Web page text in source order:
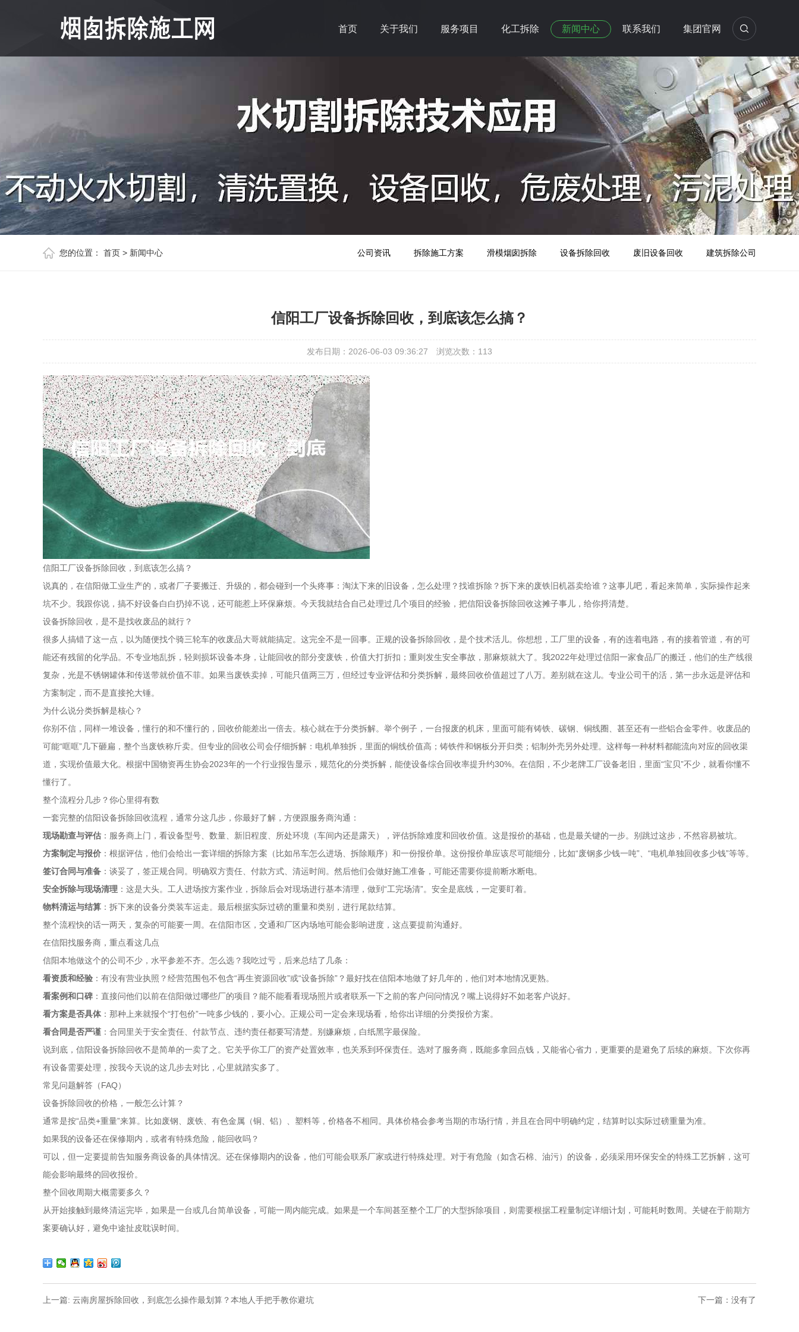
首页 关于我们 服务项目 化工拆除 新闻中心 联系我们 集团官网
您的位置： 首页 > 新闻中心 公司资讯 拆除施工方案 滑模烟囱拆除 设备拆除回收 废旧设备回收 建筑拆除公司
信阳工厂设备拆除回收，到底该怎么搞？
发布日期：2026-06-03 09:36:27 浏览次数： 113
信阳工厂设备拆除回收，到底该怎么搞？
说真的，在信阳做工业生产的，或者厂子要搬迁、升级的，都会碰到一个头疼事：淘汰下来的旧设备，怎么处理？找谁拆除？拆下来的废铁旧机器卖给谁？这事儿吧，看起来简单，实际操作起来
坑不少。我跟你说，搞不好设备白白扔掉不说，还可能惹上环保麻烦。今天我就结合自己处理过几个项目的经验，把信阳设备拆除回收这摊子事儿，给你捋清楚。
设备拆除回收，是不是找收废品的就行？
很多人搞错了这一点，以为随便找个骑三轮车的收废品大哥就能搞定。这完全不是一回事。正规的设备拆除回收，是个技术活儿。你想想，工厂里的设备，有的连着电路，有的接着管道，有的可
能还有残留的化学品。不专业地乱拆，轻则损坏设备本身，让能回收的部分变废铁，价值大打折扣；重则发生安全事故，那麻烦就大了。我2022年处理过信阳一家食品厂的搬迁，他们的生产线很
复杂，光是不锈钢罐体和传送带就价值不菲。如果当废铁卖掉，可能只值两三万，但经过专业评估和分类拆解，最终回收价值超过了八万。差别就在这儿。专业公司干的活，第一步永远是评估和
方案制定，而不是直接抡大锤。
为什么说分类拆解是核心？
你别不信，同样一堆设备，懂行的和不懂行的，回收价能差出一倍去。核心就在于分类拆解。举个例子，一台报废的机床，里面可能有铸铁、碳钢、铜线圈、甚至还有一些铝合金零件。收废品的
可能“哐哐”几下砸扁，整个当废铁称斤卖。但专业的回收公司会仔细拆解：电机单独拆，里面的铜线价值高；铸铁件和钢板分开归类；铝制外壳另外处理。这样每一种材料都能流向对应的回收渠
道，实现价值最大化。根据中国物资再生协会2023年的一个行业报告显示，规范化的分类拆解，能使设备综合回收率提升约30%。在信阳，不少老牌工厂设备老旧，里面“宝贝”不少，就看你懂不
懂行了。
整个流程分几步？你心里得有数
一套完整的信阳设备拆除回收流程，通常分这几步，你最好了解，方便跟服务商沟通：
现场勘查与评估 ：服务商上门，看设备型号、数量、新旧程度、所处环境（车间内还是露天），评估拆除难度和回收价值。这是报价的基础，也是最关键的一步。别跳过这步，不然容易被坑。
方案制定与报价 ：根据评估，他们会给出一套详细的拆除方案（比如吊车怎么进场、拆除顺序）和一份报价单。这份报价单应该尽可能细分，比如“废钢多少钱一吨”、“电机单独回收多少钱”等等。
签订合同与准备 ：谈妥了，签正规合同。明确双方责任、付款方式、清运时间。然后他们会做好施工准备，可能还需要你提前断水断电。
安全拆除与现场清理 ：这是大头。工人进场按方案作业，拆除后会对现场进行基本清理，做到“工完场清”。安全是底线，一定要盯着。
物料清运与结算 ：拆下来的设备分类装车运走。最后根据实际过磅的重量和类别，进行尾款结算。
整个流程快的话一两天，复杂的可能要一周。在信阳市区，交通和厂区内场地可能会影响进度，这点要提前沟通好。
在信阳找服务商，重点看这几点
信阳本地做这个的公司不少，水平参差不齐。怎么选？我吃过亏，后来总结了几条：
看资质和经验 ：有没有营业执照？经营范围包不包含“再生资源回收”或“设备拆除”？最好找在信阳本地做了好几年的，他们对本地情况更熟。
看案例和口碑 ：直接问他们以前在信阳做过哪些厂的项目？能不能看看现场照片或者联系一下之前的客户问问情况？嘴上说得好不如老客户说好。
看方案是否具体：那种上来就报个“打包价”一吨多少钱的，要小心。正规公司一定会来现场看，给你出详细的分类报价方案。
看合同是否严谨 ：合同里关于安全责任、付款节点、违约责任都要写清楚。别嫌麻烦，白纸黑字最保险。
说到底，信阳设备拆除回收不是简单的一卖了之。它关乎你工厂的资产处置效率，也关系到环保责任。选对了服务商，既能多拿回点钱，又能省心省力，更重要的是避免了后续的麻烦。下次你再
有设备需要处理，按我今天说的这几步去对比，心里就踏实多了。
常见问题解答（FAQ）
设备拆除回收的价格，一般怎么计算？
通常是按“品类+重量”来算。比如废钢、废铁、有色金属（铜、铝）、塑料等，价格各不相同。具体价格会参考当期的市场行情，并且在合同中明确约定，结算时以实际过磅重量为准。
如果我的设备还在保修期内，或者有特殊危险，能回收吗？
可以，但一定要提前告知服务商设备的具体情况。还在保修期内的设备，他们可能会联系厂家或进行特殊处理。对于有危险（如含石棉、油污）的设备，必须采用环保安全的特殊工艺拆解，这可
能会影响最终的回收报价。
整个回收周期大概需要多久？
从开始接触到最终清运完毕，如果是一台或几台简单设备，可能一周内能完成。如果是一个车间甚至整个工厂的大型拆除项目，则需要根据工程量制定详细计划，可能耗时数周。关键在于前期方
案要确认好，避免中途扯皮耽误时间。
上一篇: 云南房屋拆除回收，到底怎么操作最划算？本地人手把手教你避坑 下一篇：没有了